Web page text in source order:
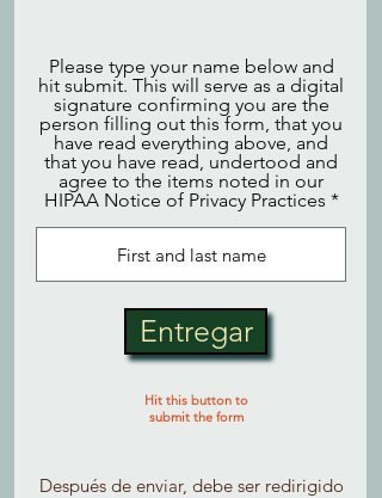
Please type your name below and
hit submit. This will serve as a digital
signature confirming you are the
person filling out this form, that you
have read everything above, and
that you have read, undertood and
agree to the items noted in our
HIPAA Notice of Privacy Practices
Entregar
Hit this button to
submit the form
Después de enviar, debe ser redirigido